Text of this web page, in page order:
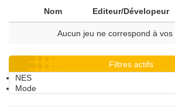
Nom Editeur/Dévelopeur
Aucun jeu ne correspond à vos
Filtres actifs
NES
Mode